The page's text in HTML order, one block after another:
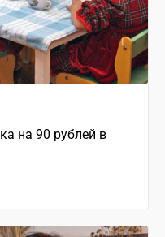
на 90 рублей в